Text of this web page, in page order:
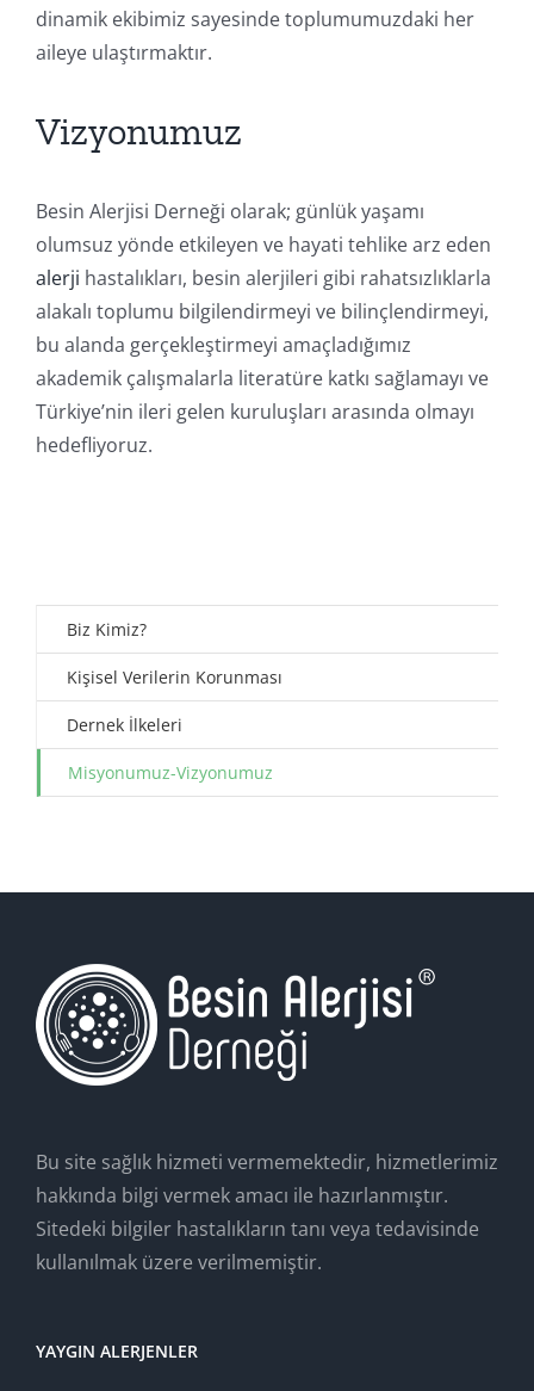
dinamik ekibimiz sayesinde toplumumuzdaki her
aileye ulaştırmaktır.
Vizyonumuz
Besin Alerjisi Derneği olarak; günlük yaşamı
olumsuz yönde etkileyen ve hayati tehlike arz eden
alerji hastalıkları, besin alerjileri gibi rahatsızlıklarla
alakalı toplumu bilgilendirmeyi ve bilinçlendirmeyi,
bu alanda gerçekleştirmeyi amaçladığımız
akademik çalışmalarla literatüre katkı sağlamayı ve
Türkiye’nin ileri gelen kuruluşları arasında olmayı
hedefliyoruz.
Biz Kimiz?
Kişisel Verilerin Korunması
Dernek İlkeleri
Misyonumuz-Vizyonumuz
Bu site sağlık hizmeti vermemektedir, hizmetlerimiz
hakkında bilgi vermek amacı ile hazırlanmıştır.
Sitedeki bilgiler hastalıkların tanı veya tedavisinde
kullanılmak üzere verilmemiştir.
YAYGIN ALERJENLER